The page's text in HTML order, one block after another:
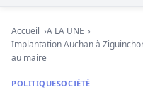
Accueil
A LA UNE
Implantation Auchan à
au maire
POLITIQUESOCIÉTÉ